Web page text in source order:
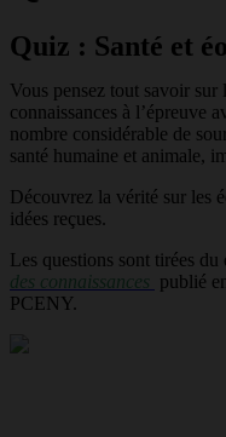
Quiz : Santé et
Vous pensez tout savoir sur
connaissances à l’épreuve
nombre considérable de
santé humaine et animale,
Découvrez la vérité sur les
idées reçues.
Les questions sont tirées du
des connaissances publié
PCENY.